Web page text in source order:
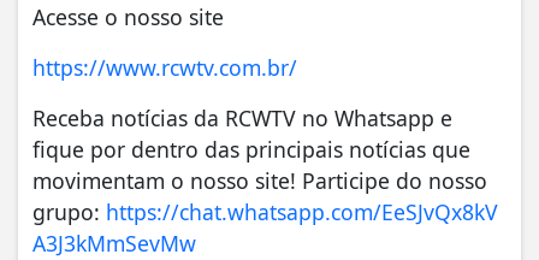
Acesse o nosso site
https://www.rcwtv.com.br/
Receba notícias da RCWTV no Whatsapp e
fique por dentro das principais notícias que
movimentam o nosso site! Participe do nosso
grupo: https://chat.whatsapp.com/EeSJvQx8kV
A3J3kMmSevMw